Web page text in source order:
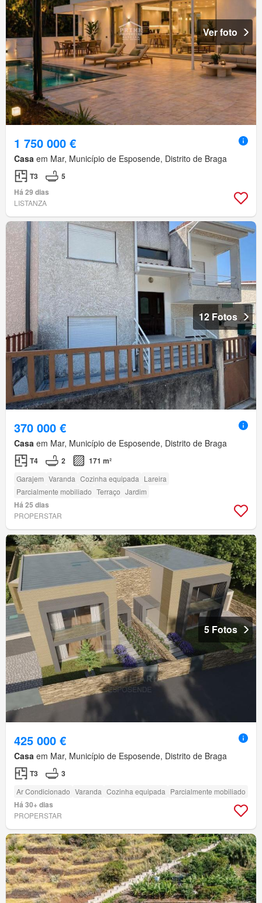
Ver foto
1 750 000 €
Casa em Mar, Município de Esposende, Distrito de Braga
T3
5
Há 29 dias
LISTANZA
12 Fotos
370 000 €
Casa em Mar, Município de Esposende, Distrito de Braga
T4 2 171 m²
Garajem Varanda Cozinha equipada Lareira
Parcialmente mobiliado Terraço Jardim
Há 25 dias
PROPERSTAR
5 Fotos
425 000 €
Casa em Mar, Município de Esposende, Distrito de Braga
T3 3
Ar Condicionado Varanda Cozinha equipada Parcialmente mobiliado
Há 30+ dias
PROPERSTAR